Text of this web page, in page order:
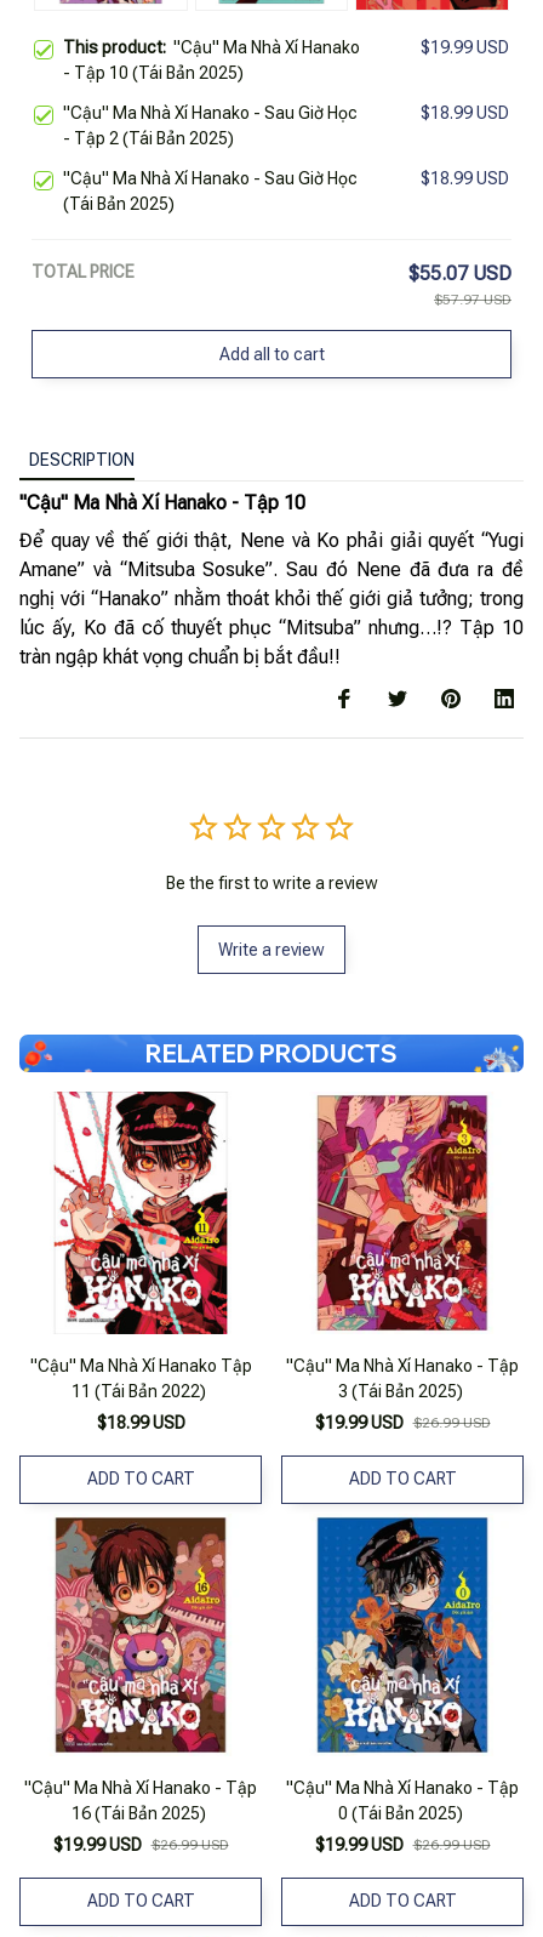
This product: "Cậu" Ma Nhà Xí Hanako
- Tập 10 (Tái Bản 2025)
$19.99 USD
"Cậu" Ma Nhà Xí Hanako - Sau Giờ Học
- Tập 2 (Tái Bản 2025)
$18.99 USD
"Cậu" Ma Nhà Xí Hanako - Sau Giờ Học
(Tái Bản 2025)
$18.99 USD
TOTAL PRICE $55.07 USD
$57.97 USD
Add all to cart
DESCRIPTION
"Cậu" Ma Nhà Xí Hanako - Tập 10
Để quay về thế giới thật, Nene và Ko phải giải quyết “Yugi
Amane” và “Mitsuba Sosuke”. Sau đó Nene đã đưa ra đề
nghị với “Hanako” nhằm thoát khỏi thế giới giả tưởng; trong
lúc ấy, Ko đã cố thuyết phục “Mitsuba” nhưng…!? Tập 10
tràn ngập khát vọng chuẩn bị bắt đầu!!
Be the first to write a review
Write a review
RELATED PRODUCTS
"Cậu" Ma Nhà Xí Hanako Tập
11 (Tái Bản 2022)
$18.99 USD
ADD TO CART
"Cậu" Ma Nhà Xí Hanako - Tập
3 (Tái Bản 2025)
$19.99 USD $26.99 USD
ADD TO CART
"Cậu" Ma Nhà Xí Hanako - Tập
16 (Tái Bản 2025)
$19.99 USD $26.99 USD
ADD TO CART
"Cậu" Ma Nhà Xí Hanako - Tập
0 (Tái Bản 2025)
$19.99 USD $26.99 USD
ADD TO CART